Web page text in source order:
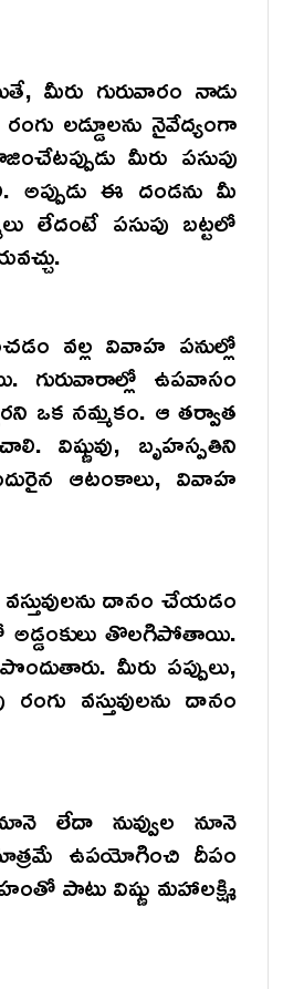
మీరు గురువారం నాడు
లడ్డూలను నైవేద్యంగా
మీరు పసుపు
ఈ దండను మీ
లేదంటే పసుపు బట్టలో
వల్ల వివాహ పనుల్లో
గురువారాల్లో ఉపవాసం
ఒక నమ్మకం. ఆ తర్వాత
బృహస్పతిని
ఆటంకాలు, వివాహ
దానం చేయడం
తొలగిపోతాయి.
మీరు పప్పులు,
వస్తువులను దానం
లేదా నువ్వుల నూనె
ఉపయోగించి దీపం
పాటు విష్ణు మహాలక్ష్మి